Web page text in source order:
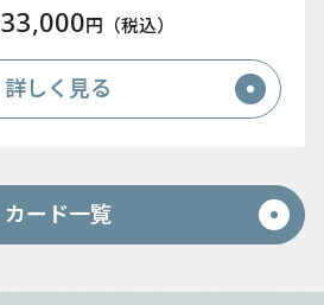
33,000円（税込）
詳しく見る
カード一覧